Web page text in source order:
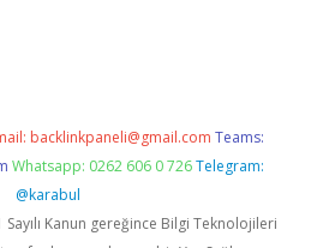
backlinkpaneli@gmail.com Teams:
Whatsapp: 0262 606 0 726 Telegram:
@karabul
Sayılı Kanun gereğince Bilgi Teknolojileri